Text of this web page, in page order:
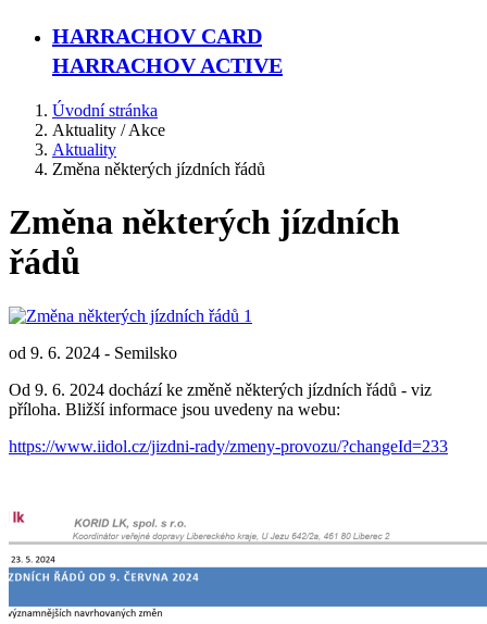
HARRACHOV CARD
HARRACHOV ACTIVE
Úvodní stránka
Aktuality / Akce
Aktuality
Změna některých jízdních řádů
Změna některých jízdních
řádů
od 9. 6. 2024 - Semilsko
Od 9. 6. 2024 dochází ke změně některých jízdních řádů - viz
příloha. Bližší informace jsou uvedeny na webu:
https://www.iidol.cz/jizdni-rady/zmeny-provozu/?changeId=233